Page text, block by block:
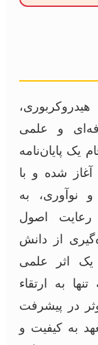
و علمی
یک پایان‌نامه
شده و با
نوآوری، به
رعایت اصول
از دانش
یک اثر علمی
به ارتقاء
در پیشرفت
به کیفیت و